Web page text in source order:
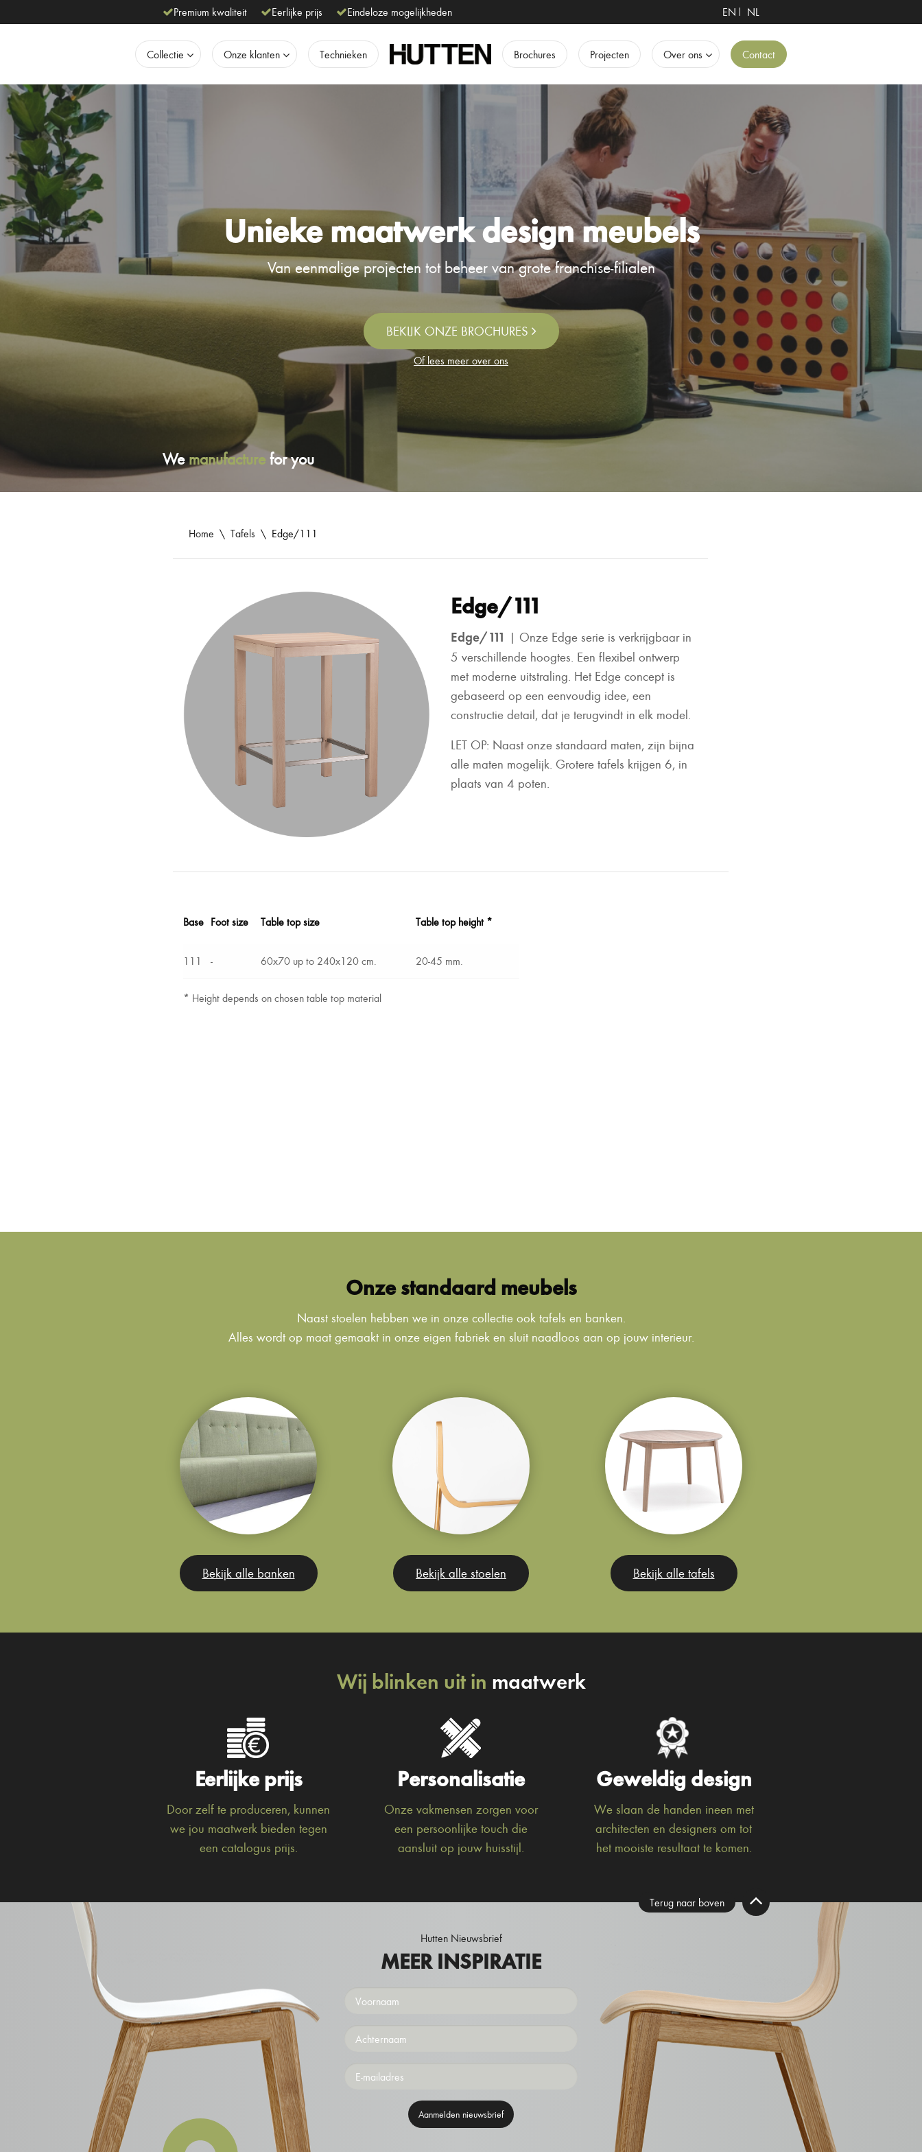
Premium kwaliteit Eerlijke prijs Eindeloze mogelijkheden EN NL
Collectie Onze klanten Technieken Brochures Projecten Over ons Contact
Unieke maatwerk design meubels
Van eenmalige projecten tot beheer van grote franchise-filialen
BEKIJK ONZE BROCHURES
Of lees meer over ons
Wemanufacturefor you
Home \ Tafels \ Edge/111
Edge/111
Edge/111 | Onze Edge serie is verkrijgbaar in
5 verschillende hoogtes. Een flexibel ontwerp
met moderne uitstraling. Het Edge concept is
gebaseerd op een eenvoudig idee, een
constructie detail, dat je terugvindt in elk model.
LET OP: Naast onze standaard maten, zijn bijna
alle maten mogelijk. Grotere tafels krijgen 6, in
plaats van 4 poten.
Base Foot size Table top size Table top height *
111 - 60x70 up to 240x120 cm. 20-45 mm.
* Height depends on chosen table top material
Onze standaard meubels
Naast stoelen hebben we in onze collectie ook tafels en banken.
Alles wordt op maat gemaakt in onze eigen fabriek en sluit naadloos aan op jouw interieur.
Bekijk alle banken Bekijk alle stoelen Bekijk alle tafels
Wij blinken uit in maatwerk
Eerlijke prijs
Door zelf te produceren, kunnen
we jou maatwerk bieden tegen
een catalogus prijs.
Personalisatie
Onze vakmensen zorgen voor
een persoonlijke touch die
aansluit op jouw huisstijl.
Geweldig design
We slaan de handen ineen met
architecten en designers om tot
het mooiste resultaat te komen.
Terug naar boven
Hutten Nieuwsbrief
MEER INSPIRATIE
Voornaam
Achternaam
Emailaddress
Aanmelden nieuwsbrief